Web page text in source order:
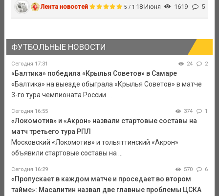
Лента новостей 5 / 1 18 Июня 1619 5
ФУТБОЛЬНЫЕ НОВОСТИ
Сегодня 17:31 24 2
«Балтика» победила «Крылья Советов» в Самаре
«Балтика» на выезде обыграла «Крылья Советов» в матче
3-го тура чемпионата России ...
Сегодня 16:55 374 1
«Локомотив» и «Акрон» назвали стартовые составы на
матч третьего тура РПЛ
Московский «Локомотив» и тольяттинский «Акрон»
объявили стартовые составы на ...
Сегодня 16:29 570 6
«Пропускает в каждом матче и проседает во втором
тайме»: Масалитин назвал две главные проблемы ЦСКА